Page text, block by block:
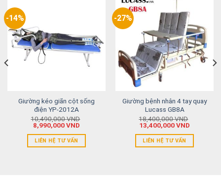
-14%
Giường kéo giãn cột sống
điện YP-2012A
10,490,000VND
8,990,000VND
LIÊN HỆ TƯ VẤN
-27%
Giường bệnh nhân 4 tay quay
Lucass GB8A
18,400,000VND
13,400,000VND
LIÊN HỆ TƯ VẤN